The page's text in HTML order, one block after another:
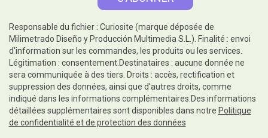
Responsable du fichier : Curiosite (marque déposée de
Milimetrado Diseño y Producción Multimedia S.L.). Finalité : envoi
d'information sur les commandes, les produits ou les services.
Légitimation : consentement.Destinataires : aucune donnée ne
sera communiquée à des tiers. Droits : accès, rectification et
suppression des données, ainsi que d'autres droits, comme
indiqué dans les informations complémentaires.Des informations
détaillées supplémentaires sont disponibles dans notre Politique
de confidentialité et de protection des données